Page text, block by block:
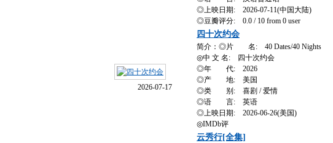
◎上映日期: 2026-07-11(中国大陆)
◎豆瓣评分: 0.0 / 10 from 0 user
2026-07-17
四十次约会
简介：◎片 名: 40 Dates/40 Nights
◎中 文 名: 四十次约会
◎年 代: 2026
◎产 地: 美国
◎类 别: 喜剧 / 爱情
◎语 言: 英语
◎上映日期: 2026-06-26(美国)
◎IMDb评
云秀行[全集]